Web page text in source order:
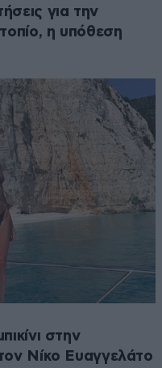
για την
η υπόθεση
στην
Νίκο Ευαγγελάτο